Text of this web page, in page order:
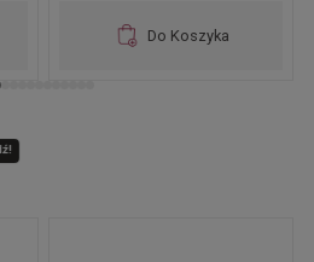
Do Koszyka